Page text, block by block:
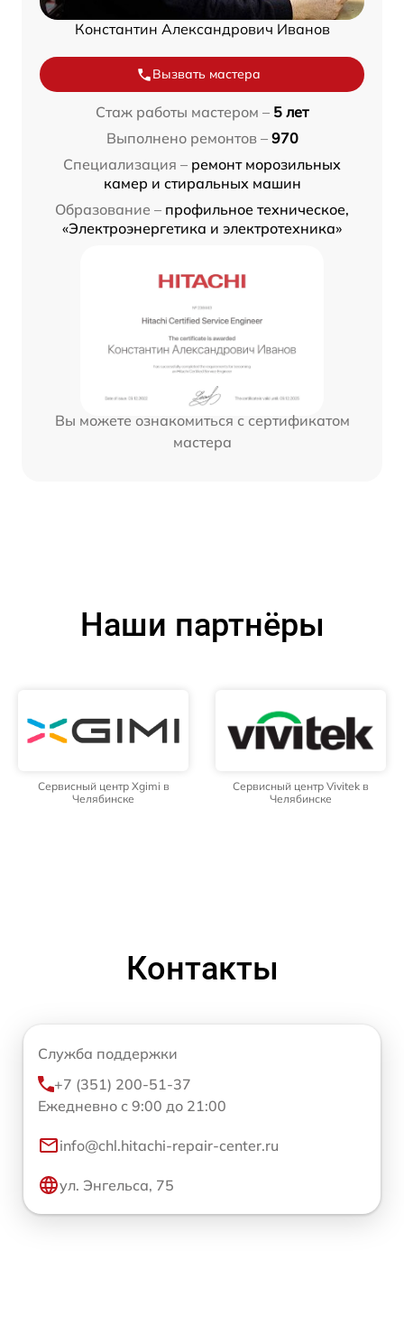
Константин Александрович Иванов
Вызвать мастера
Стаж работы мастером – 5 лет
Выполнено ремонтов – 970
Специализация – ремонт морозильных
камер и стиральных машин
Образование – профильное техническое,
«Электроэнергетика и электротехника»
Вы можете ознакомиться с сертификатом
мастера
Наши партнёры
Сервисный центр Xgimi в
Челябинске
Сервисный центр Vivitek в
Челябинске
Контакты
Служба поддержки
+7 (351) 200-51-37
Ежедневно с 9:00 до 21:00
info@chl.hitachi-repair-center.ru
ул. Энгельса, 75